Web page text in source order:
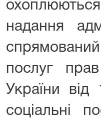
надання
послуг
України
соціальні